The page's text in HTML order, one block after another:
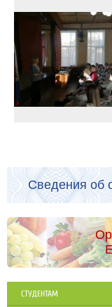
Сведения об
СТУДЕНТАМ